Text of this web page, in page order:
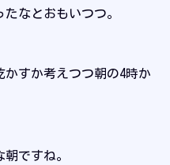
なとおもいつつ。
すか考えつつ朝の4時か
ですね。